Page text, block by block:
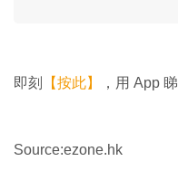
即刻 【按此】 ，用 App
Source:ezone.hk